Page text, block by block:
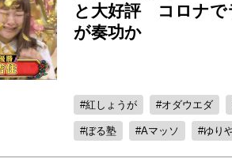
と大好評 コロナで
が奏功か
紅しょうが オダウエダ
ぼる塾 Aマッソ ゆり